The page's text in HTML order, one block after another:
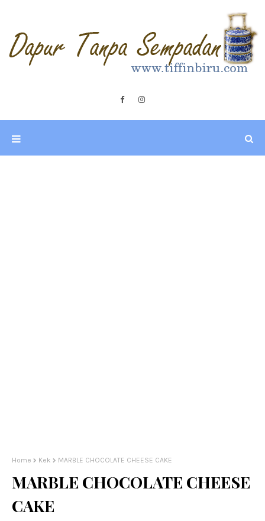
Home Kek MARBLE CHOCOLATE CHEESE CAKE
MARBLE CHOCOLATE CHEESE
CAKE